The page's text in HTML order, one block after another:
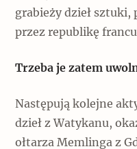
grabieży dzieł sztuki,
przez republikę
Trzeba je zatem
Następują kolejne
dzieł z Watykanu,
ołtarza Memlinga z